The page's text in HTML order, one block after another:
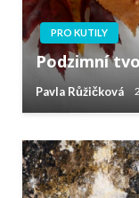
PRO KUTILY
Podzimní
Pavla Růžičková